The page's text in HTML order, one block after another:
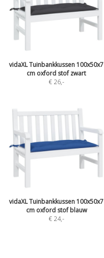
vidaXL Tuinbankkussen 100x50x7
cm oxford stof zwart
€ 26,-
vidaXL Tuinbankkussen 100x50x7
cm oxford stof blauw
€ 24,-